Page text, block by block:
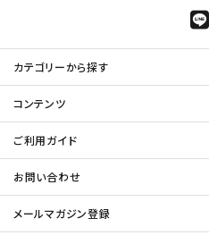
カテゴリーから探す
コンテンツ
ご利用ガイド
お問い合わせ
メールマガジン登録